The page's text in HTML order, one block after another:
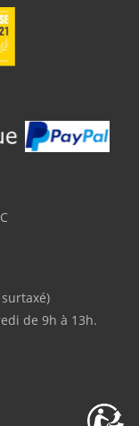
de 9h à 13h.